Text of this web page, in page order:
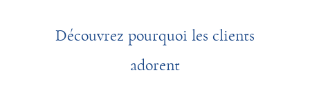
Découvrez pourquoi les clients
adorent